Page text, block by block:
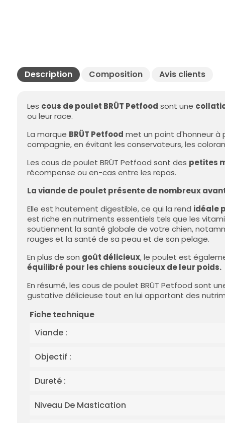
Description Composition Avis clients
Les cous de poulet BRÜT Petfood sont une
ou leur race.
La marque BRÜT Petfood met un point d'honneur à
compagnie, en évitant les conservateurs, les
Les cous de poulet BRÜT Petfood sont des petites
récompense ou en-cas entre les repas.
La viande de poulet présente de nombreux
Elle est hautement digestible, ce qui la rend idéale
est riche en nutriments essentiels tels que les
soutiennent la santé globale de votre chien,
rouges et la santé de sa peau et de son pelage.
En plus de son goût délicieux, le poulet est
équilibré pour les chiens soucieux de leur poids.
En résumé, les cous de poulet BRÜT Petfood sont
gustative délicieuse tout en lui apportant des
Fiche technique
Viande :
Objectif :
Dureté :
Niveau De Mastication